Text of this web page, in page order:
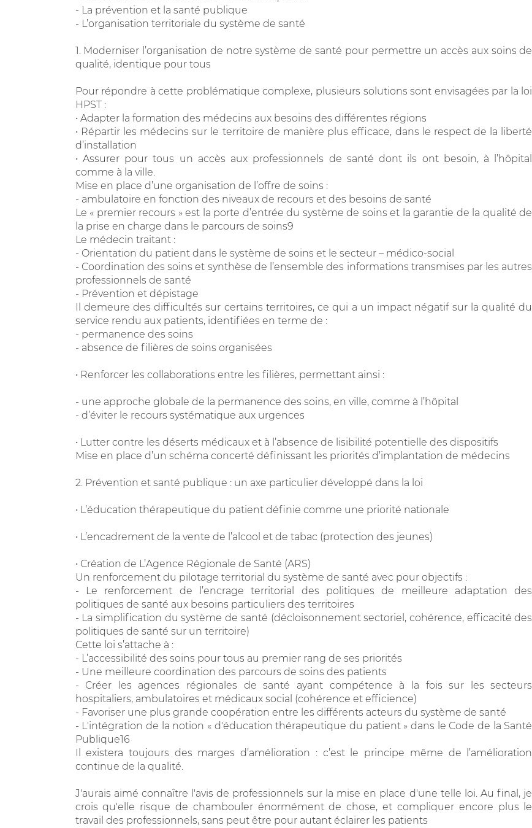
- La prévention et la santé publique
- L’organisation territoriale du système de santé
1. Moderniser l’organisation de notre système de santé pour permettre un accès aux soins de
qualité, identique pour tous
Pour répondre à cette problématique complexe, plusieurs solutions sont envisagées par la loi
HPST :
• Adapter la formation des médecins aux besoins des différentes régions
• Répartir les médecins sur le territoire de manière plus efficace, dans le respect de la liberté
d’installation
• Assurer pour tous un accès aux professionnels de santé dont ils ont besoin, à l’hôpital
comme à la ville.
Mise en place d’une organisation de l’offre de soins :
- ambulatoire en fonction des niveaux de recours et des besoins de santé
Le « premier recours » est la porte d’entrée du système de soins et la garantie de la qualité de
la prise en charge dans le parcours de soins9
Le médecin traitant :
- Orientation du patient dans le système de soins et le secteur – médico-social
- Coordination des soins et synthèse de l’ensemble des informations transmises par les autres
professionnels de santé
- Prévention et dépistage
Il demeure des difficultés sur certains territoires, ce qui a un impact négatif sur la qualité du
service rendu aux patients, identifiées en terme de :
- permanence des soins
- absence de filières de soins organisées
• Renforcer les collaborations entre les filières, permettant ainsi :
- une approche globale de la permanence des soins, en ville, comme à l’hôpital
- d’éviter le recours systématique aux urgences
• Lutter contre les déserts médicaux et à l’absence de lisibilité potentielle des dispositifs
Mise en place d’un schéma concerté définissant les priorités d’implantation de médecins
2. Prévention et santé publique : un axe particulier développé dans la loi
• L’éducation thérapeutique du patient définie comme une priorité nationale
• L’encadrement de la vente de l’alcool et de tabac (protection des jeunes)
• Création de L’Agence Régionale de Santé (ARS)
Un renforcement du pilotage territorial du système de santé avec pour objectifs :
- Le renforcement de l’encrage territorial des politiques de meilleure adaptation des
politiques de santé aux besoins particuliers des territoires
- La simplification du système de santé (décloisonnement sectoriel, cohérence, efficacité des
politiques de santé sur un territoire)
Cette loi s’attache à :
- L’accessibilité des soins pour tous au premier rang de ses priorités
- Une meilleure coordination des parcours de soins des patients
- Créer les agences régionales de santé ayant compétence à la fois sur les secteurs
hospitaliers, ambulatoires et médicaux social (cohérence et efficience)
- Favoriser une plus grande coopération entre les différents acteurs du système de santé
- L'intégration de la notion « d'éducation thérapeutique du patient » dans le Code de la Santé
Publique16
Il existera toujours des marges d’amélioration : c’est le principe même de l’amélioration
continue de la qualité.
J'aurais aimé connaître l'avis de professionnels sur la mise en place d'une telle loi. Au final, je
crois qu'elle risque de chambouler énormément de chose, et compliquer encore plus le
travail des professionnels, sans peut être pour autant éclairer les patients